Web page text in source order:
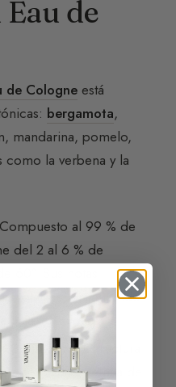
de
de Cologne está
bergamota,
mandarina, pomelo,
como la verbena y la
Compuesto al 99 % de
del 2 al 6 % de
Sus notas
volátiles, procurando
baja tenacidad.
Conserva la estructura
pero se beneficia de